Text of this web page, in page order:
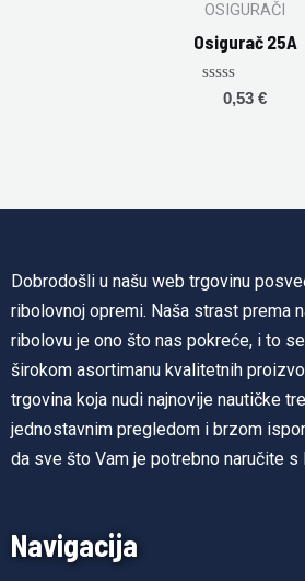
OSIGURAČI
Osigurač 25A
Rated
0,53 €
Dobrodošli u našu web trgovinu
ribolovnoj opremi. Naša strast prema
ribolovu je ono što nas pokreće, i to
širokom asortimanu kvalitetnih
trgovina koja nudi najnovije nautičke
jednostavnim pregledom i brzom
da sve što Vam je potrebno naručite s
Navigacija